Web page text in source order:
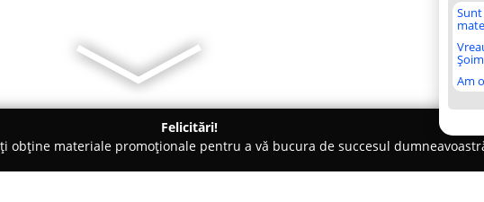
Am
Felicitări!
obține materiale promoționale pentru a vă bucura de succesul